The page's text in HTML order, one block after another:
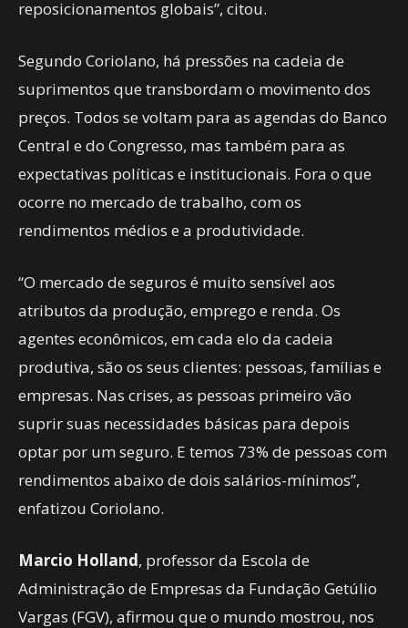
reposicionamentos globais”, citou.
Segundo Coriolano, há pressões na cadeia de
suprimentos que transbordam o movimento dos
preços. Todos se voltam para as agendas do Banco
Central e do Congresso, mas também para as
expectativas políticas e institucionais. Fora o que
ocorre no mercado de trabalho, com os
rendimentos médios e a produtividade.
“O mercado de seguros é muito sensível aos
atributos da produção, emprego e renda. Os
agentes econômicos, em cada elo da cadeia
produtiva, são os seus clientes: pessoas, famílias e
empresas. Nas crises, as pessoas primeiro vão
suprir suas necessidades básicas para depois
optar por um seguro. E temos 73% de pessoas com
rendimentos abaixo de dois salários-mínimos”,
enfatizou Coriolano.
Marcio Holland, professor da Escola de
Administração de Empresas da Fundação Getúlio
Vargas (FGV), afirmou que o mundo mostrou, nos